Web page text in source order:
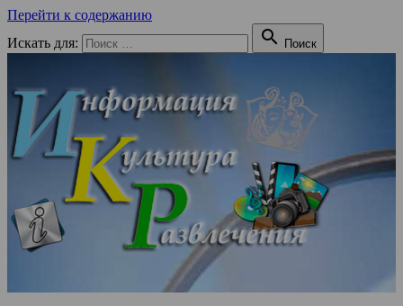
Перейти к содержанию
Искать для:
 Поиск